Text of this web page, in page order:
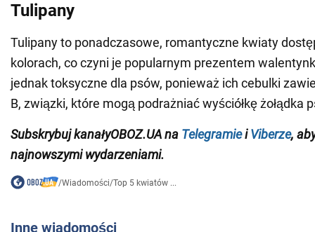
Tulipany
Tulipany to ponadczasowe, romantyczne kwiaty
kolorach, co czyni je popularnym prezentem
jednak toksyczne dla psów, ponieważ ich cebulki
B, związki, które mogą podrażniać wyściółkę żołądka
SubskrybujkanałyOBOZ.UA na TelegramieiViberze,
najnowszymi wydarzeniami.
/Wiadomości/Top 5 kwiatów ...
Inne wiadomości